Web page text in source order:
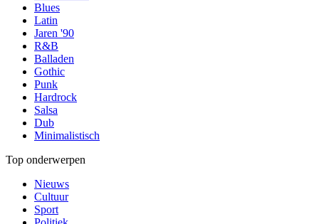
Blues
Latin
Jaren '90
R&B
Balladen
Gothic
Punk
Hardrock
Salsa
Dub
Minimalistisch
Top onderwerpen
Nieuws
Cultuur
Sport